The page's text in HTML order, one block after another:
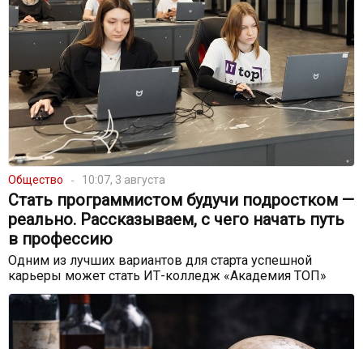
Общество 10:07, 3 августа
Стать программистом будучи подростком —
реально. Рассказываем, с чего начать путь
в профессию
Одним из лучших вариантов для старта успешной
карьеры может стать ИТ-колледж «Академия ТОП»